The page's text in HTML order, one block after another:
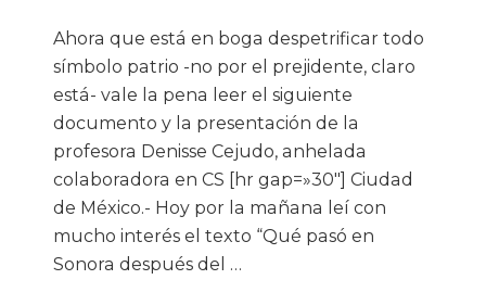
Ahora que está en boga despetrificar todo
símbolo patrio -no por el prejidente, claro
está- vale la pena leer el siguiente
documento y la presentación de la
profesora Denisse Cejudo​, anhelada
colaboradora en CS [hr gap=»30″] Ciudad
de México.- Hoy por la mañana leí con
mucho interés el texto “Qué pasó en
Sonora después del …